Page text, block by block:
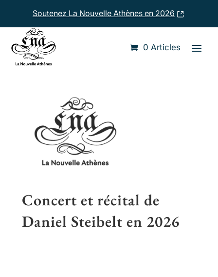
Soutenez La Nouvelle Athènes en 2026
0 Articles
Accueil
Concert et récital de
Daniel Steibelt en 2026